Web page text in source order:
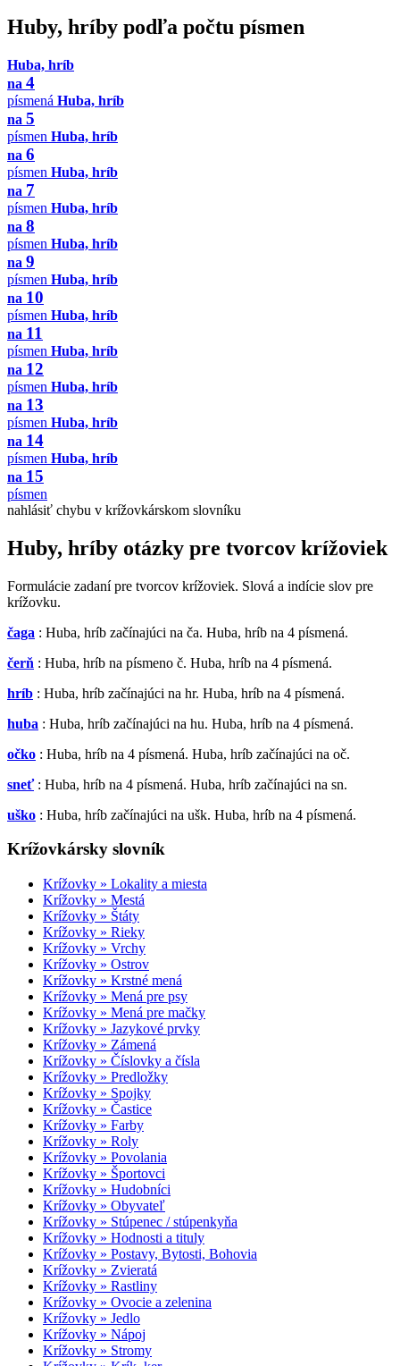
Huby, hríby podľa počtu písmen
Huba, hríb
na 4
písmená Huba, hríb
na 5
písmen Huba, hríb
na 6
písmen Huba, hríb
na 7
písmen Huba, hríb
na 8
písmen Huba, hríb
na 9
písmen Huba, hríb
na 10
písmen Huba, hríb
na 11
písmen Huba, hríb
na 12
písmen Huba, hríb
na 13
písmen Huba, hríb
na 14
písmen Huba, hríb
na 15
písmen
nahlásiť chybu v krížovkárskom slovníku
Huby, hríby otázky pre tvorcov krížoviek
Formulácie zadaní pre tvorcov krížoviek. Slová a indície slov pre
krížovku.
čaga : Huba, hríb začínajúci na ča. Huba, hríb na 4 písmená.
čerň : Huba, hríb na písmeno č. Huba, hríb na 4 písmená.
hríb : Huba, hríb začínajúci na hr. Huba, hríb na 4 písmená.
huba : Huba, hríb začínajúci na hu. Huba, hríb na 4 písmená.
očko : Huba, hríb na 4 písmená. Huba, hríb začínajúci na oč.
sneť : Huba, hríb na 4 písmená. Huba, hríb začínajúci na sn.
uško : Huba, hríb začínajúci na ušk. Huba, hríb na 4 písmená.
Krížovkársky slovník
Krížovky » Lokality a miesta
Krížovky » Mestá
Krížovky » Štáty
Krížovky » Rieky
Krížovky » Vrchy
Krížovky » Ostrov
Krížovky » Krstné mená
Krížovky » Mená pre psy
Krížovky » Mená pre mačky
Krížovky » Jazykové prvky
Krížovky » Zámená
Krížovky » Číslovky a čísla
Krížovky » Predložky
Krížovky » Spojky
Krížovky » Častice
Krížovky » Farby
Krížovky » Roly
Krížovky » Povolania
Krížovky » Športovci
Krížovky » Hudobníci
Krížovky » Obyvateľ
Krížovky » Stúpenec / stúpenkyňa
Krížovky » Hodnosti a tituly
Krížovky » Postavy, Bytosti, Bohovia
Krížovky » Zvieratá
Krížovky » Rastliny
Krížovky » Ovocie a zelenina
Krížovky » Jedlo
Krížovky » Nápoj
Krížovky » Stromy